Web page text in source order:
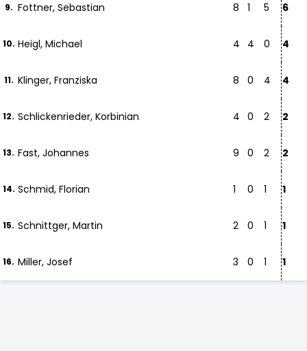
9. Fottner, Sebastian 8 1 5 6
10. Heigl, Michael 4 4 0 4
11. Klinger, Franziska 8 0 4 4
12. Schlickenrieder, Korbinian 4 0 2 2
13. Fast, Johannes 9 0 2 2
14. Schmid, Florian 1 0 1 1
15. Schnittger, Martin 2 0 1 1
16. Miller, Josef 3 0 1 1